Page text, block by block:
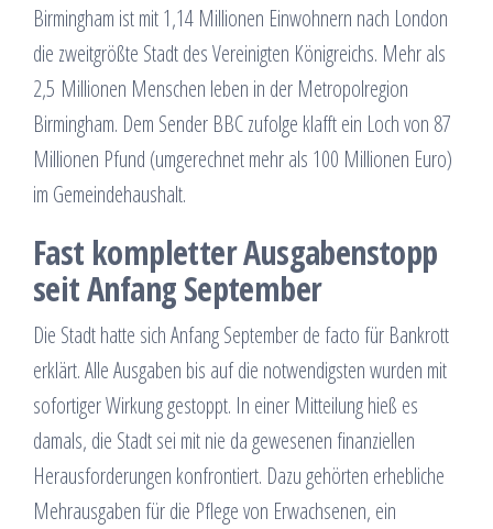
Birmingham ist mit 1,14 Millionen Einwohnern nach London
die zweitgrößte Stadt des Vereinigten Königreichs. Mehr als
2,5 Millionen Menschen leben in der Metropolregion
Birmingham. Dem Sender BBC zufolge klafft ein Loch von 87
Millionen Pfund (umgerechnet mehr als 100 Millionen Euro)
im Gemeindehaushalt.
Fast kompletter Ausgabenstopp
seit Anfang September
Die Stadt hatte sich Anfang September de facto für Bankrott
erklärt. Alle Ausgaben bis auf die notwendigsten wurden mit
sofortiger Wirkung gestoppt. In einer Mitteilung hieß es
damals, die Stadt sei mit nie da gewesenen finanziellen
Herausforderungen konfrontiert. Dazu gehörten erhebliche
Mehrausgaben für die Pflege von Erwachsenen, ein